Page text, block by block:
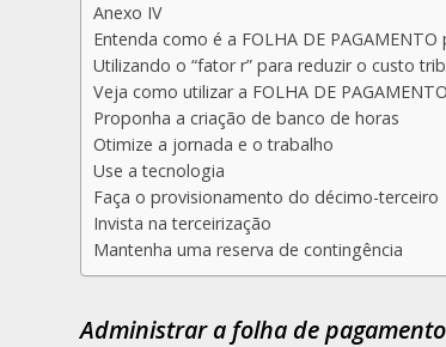
Anexo IV
Entenda como é a FOLHA DE
Utilizando o “fator r” para reduzir o custo
Veja como utilizar a FOLHA DE
Proponha a criação de banco de horas
Otimize a jornada e o trabalho
Use a tecnologia
Faça o provisionamento do décimo-terceiro
Invista na terceirização
Mantenha uma reserva de contingência
Administrar a folha de